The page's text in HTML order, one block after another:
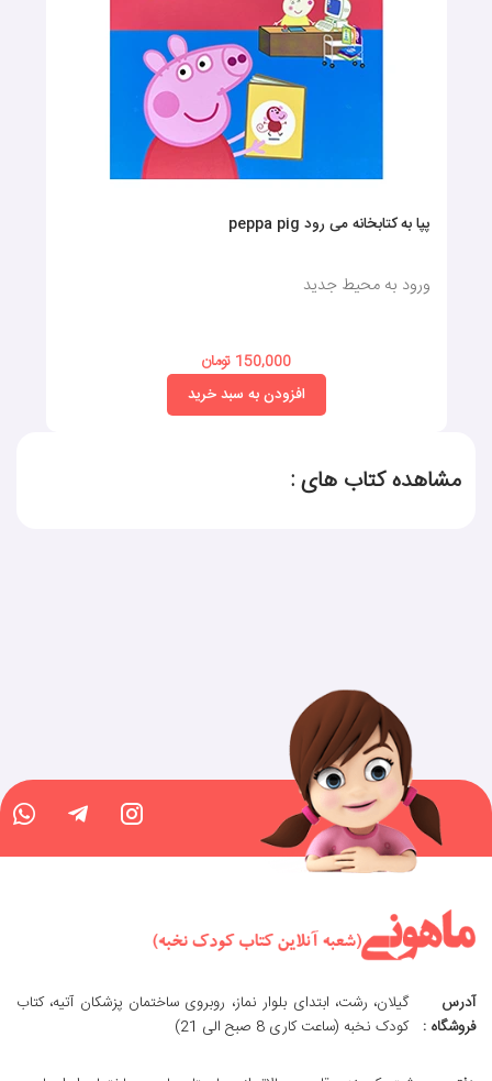
پپا به کتابخانه می رود peppa pig
ورود به محیط جدید
150,000 تومان
افزودن به سبد خرید
مشاهده کتاب های :
آدرس
فروشگاه :
گیلان، رشت، ابتدای بلوار نماز، روبروی ساختمان پزشکان آتیه، کتاب
کودک نخبه (ساعت کاری 8 صبح الی 21)